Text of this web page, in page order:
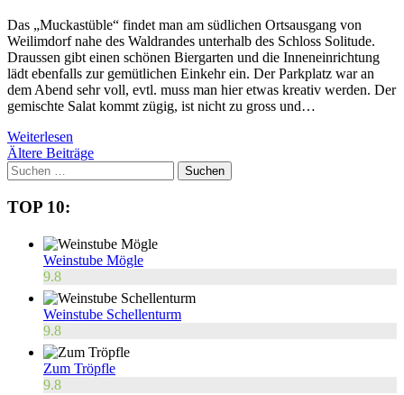
Das „Muckastüble“ findet man am südlichen Ortsausgang von
Weilimdorf nahe des Waldrandes unterhalb des Schloss Solitude.
Draussen gibt einen schönen Biergarten und die Inneneinrichtung
lädt ebenfalls zur gemütlichen Einkehr ein. Der Parkplatz war an
dem Abend sehr voll, evtl. muss man hier etwas kreativ werden. Der
gemischte Salat kommt zügig, ist nicht zu gross und…
Weiterlesen
Beitragsnavigation
Ältere Beiträge
Suchen
nach:
TOP 10:
Weinstube Mögle
9.8
Weinstube Schellenturm
9.8
Zum Tröpfle
9.8